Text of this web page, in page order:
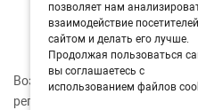
Имеет механические
Нет полной
каталожным номером
Возврат Товара производится
региональном
позволяет нам
взаимодействие
сайтом и делать его лучше.
Продолжая пользоваться
вы соглашаетесь с
использованием файлов